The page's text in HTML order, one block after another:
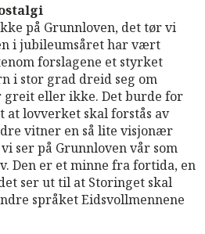
på Grunnloven, det tør vi
i jubileumsåret har vært
forslagene et styrket
i stor grad dreid seg om
eller ikke. Det burde for
at lovverket skal forstås av
vitner en så lite visjonær
ser på Grunnloven vår som
Den er et minne fra fortida, en
ser ut til at Storinget skal
språket Eidsvollmennene